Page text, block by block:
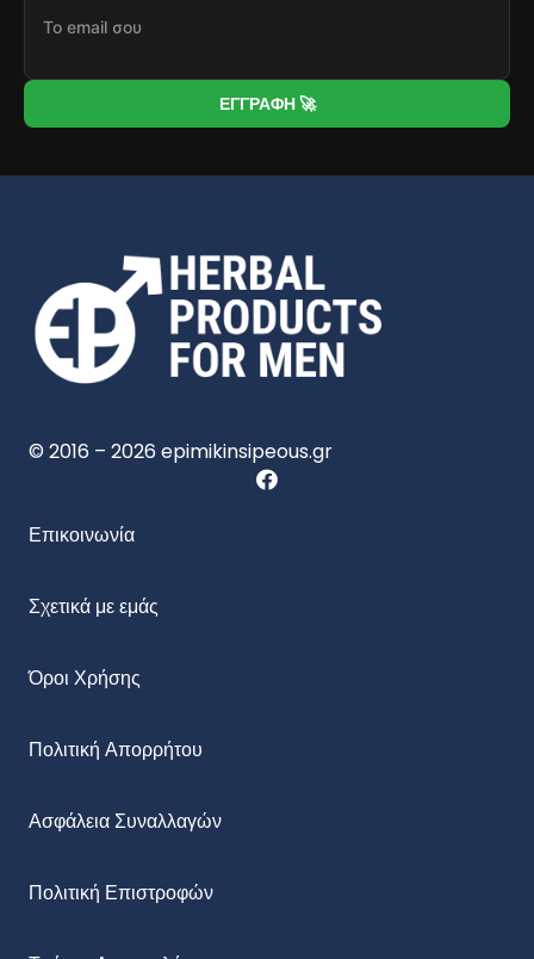
ΕΓΓΡΑΦΗ 🚀
© 2016 – 2026 epimikinsipeous.gr
Επικοινωνία
Σχετικά με εμάς
Όροι Χρήσης
Πολιτική Απορρήτου
Ασφάλεια Συναλλαγών
Πολιτική Επιστροφών